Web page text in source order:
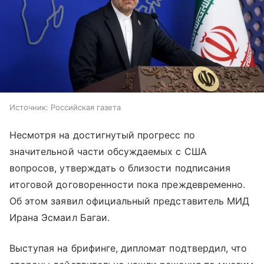
Источник: Российская газета
Несмотря на достигнутый прогресс по
значительной части обсуждаемых с США
вопросов, утверждать о близости подписания
итоговой договоренности пока преждевременно.
Об этом заявил официальный представитель МИД
Ирана Эсмаил Багаи.
Выступая на брифинге, дипломат подтвердил, что